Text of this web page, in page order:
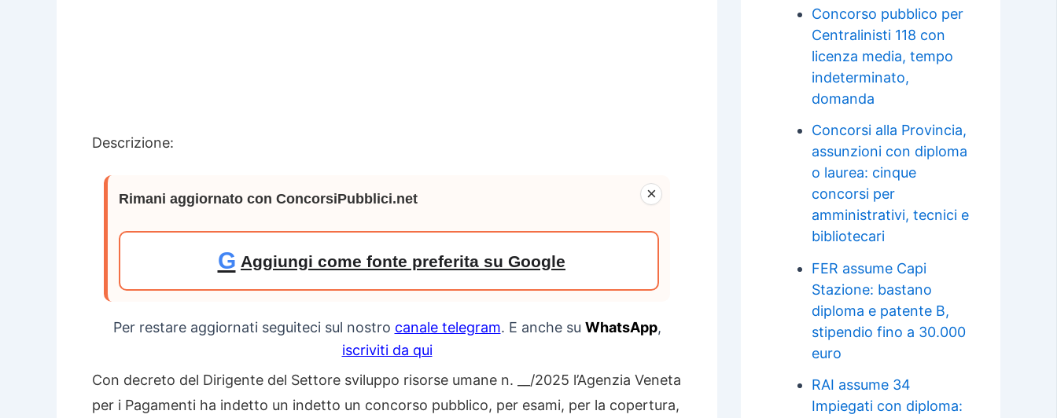
Descrizione:
×
Rimani aggiornato con ConcorsiPubblici.net
G Aggiungi come fonte preferita su Google
Per restare aggiornati seguiteci sul nostro canale telegram. E anche su WhatsApp,
iscriviti da qui
Con decreto del Dirigente del Settore sviluppo risorse umane n. __/2025 l’Agenzia Veneta
per i Pagamenti ha indetto un indetto un concorso pubblico, per esami, per la copertura,
Concorso pubblico per
Centralinisti 118 con
licenza media, tempo
indeterminato,
domanda
Concorsi alla Provincia,
assunzioni con diploma
o laurea: cinque
concorsi per
amministrativi, tecnici e
bibliotecari
FER assume Capi
Stazione: bastano
diploma e patente B,
stipendio fino a 30.000
euro
RAI assume 34
Impiegati con diploma: